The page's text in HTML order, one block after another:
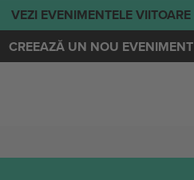
VEZI EVENIMENTELE VIITOARE
CREEAZĂ UN NOU EVENIMENT